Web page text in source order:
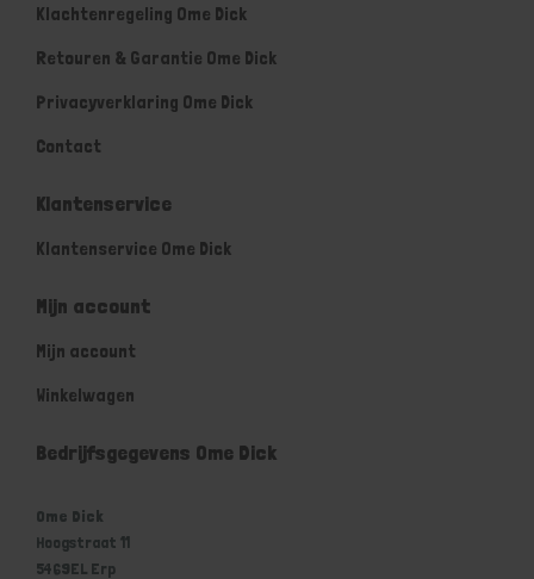
Klachtenregeling Ome Dick
Retouren & Garantie Ome Dick
Privacyverklaring Ome Dick
Contact
Klantenservice
Klantenservice Ome Dick
Mijn account
Mijn account
Winkelwagen
Bedrijfsgegevens Ome Dick
Ome Dick
Hoogstraat 11
5469EL Erp